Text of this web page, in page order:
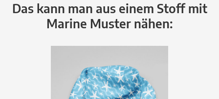
Das kann man aus einem Stoff mit
Marine Muster nähen: